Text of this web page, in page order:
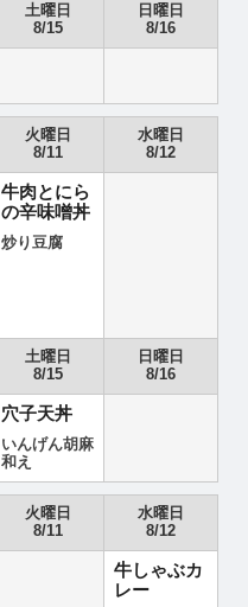
土曜日
8/15
日曜日
8/16
火曜日
8/11
水曜日
8/12
牛肉とにら
の辛味噌丼
炒り豆腐
土曜日
8/15
日曜日
8/16
穴子天丼
いんげん胡麻
和え
火曜日
8/11
水曜日
8/12
牛しゃぶカ
レー